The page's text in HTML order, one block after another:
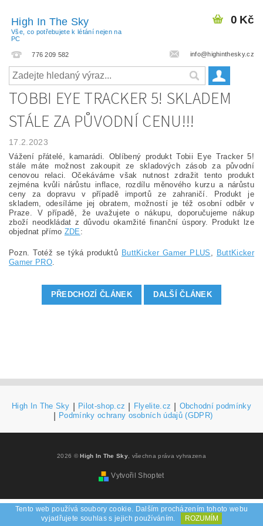
High In The Sky
Vše, co potřebujete k létání nejen na
PC
776 209 582 info@highinthesky.cz
0 Kč
TOBBI EYE TRACKER 5! SKLADEM
STÁLE ZA PŮVODNÍ CENU!!!
17.2.2023
Vážení přátelé, kamarádi. Oblíbený produkt Tobii Eye Tracker 5!
stále máte možnost zakoupit ze skladových zásob za původní
cenovou relaci. Očekáváme však nutnost zdražit tento produkt
zejména kvůli nárůstu inflace, rozdílu měnového kurzu a nárůstu
ceny za dopravu v případě importů ze zahraničí. Produkt je
skladem, odesíláme jej obratem, možností je též osobní odběr v
Praze. V případě, že uvažujete o nákupu, doporučujeme nákup
zboží neodkládat z důvodu okamžité finanční úspory. Produkt lze
objednat přímo ZDE :
Pozn. Totéž se týká produktů ButtKicker Gamer PLUS
ButtKicker
Gamer PRO.
PŘEDCHOZÍ ČLÁNEK DALŠÍ ČLÁNEK
High In The Sky Pilot-shop.cz Flyelite.cz Obchodní podmínky
Podmínky ochrany osobních údajů (GDPR)
2026 ©High In The Sky , všechna práva vyhrazena
Vytvořil Shoptet
Tento web používá soubory cookie. Dalším procházením tohoto webu
vyjadřujete souhlas s jejich používáním.
ROZUMÍM